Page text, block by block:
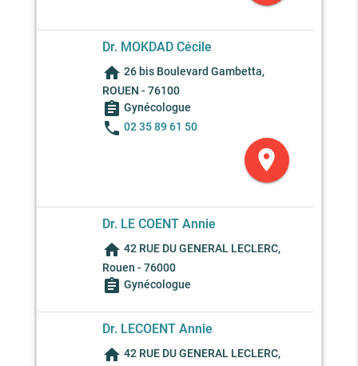
Dr. MOKDAD Cécile
home 26 bis Boulevard Gambetta,
ROUEN - 76100
assignment Gynécologue
phone 02 35 89 61 50
location_on
Dr. LE COENT Annie
home 42 RUE DU GENERAL LECLERC,
Rouen - 76000
assignment Gynécologue
Dr. LECOENT Annie
home 42 RUE DU GENERAL LECLERC,